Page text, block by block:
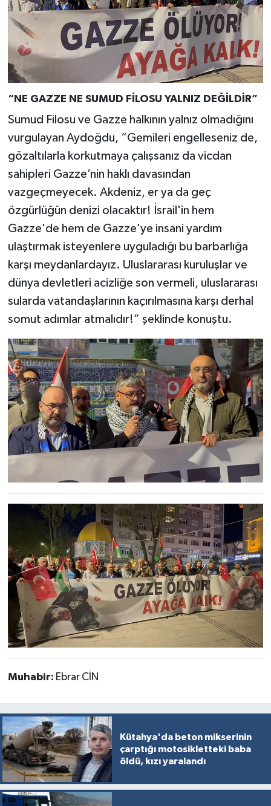
“NE GAZZE NE SUMUD FİLOSU YALNIZ DEĞİLDİR”
Sumud Filosu ve Gazze halkının yalnız olmadığını
vurgulayan Aydoğdu, “Gemileri engelleseniz de,
gözaltılarla korkutmaya çalışsanız da vicdan
sahipleri Gazze’nin haklı davasından
vazgeçmeyecek. Akdeniz, er ya da geç
özgürlüğün denizi olacaktır! İsrail'in hem
Gazze'de hem de Gazze'ye insani yardım
ulaştırmak isteyenlere uyguladığı bu barbarlığa
karşı meydanlardayız. Uluslararası kuruluşlar ve
dünya devletleri acizliğe son vermeli, uluslararası
sularda vatandaşlarının kaçırılmasına karşı derhal
somut adımlar atmalıdır!” şeklinde konuştu.
Muhabir: Ebrar CİN
Kütahya'da beton mikserinin
çarptığı motosikletteki baba
öldü, kızı yaralandı